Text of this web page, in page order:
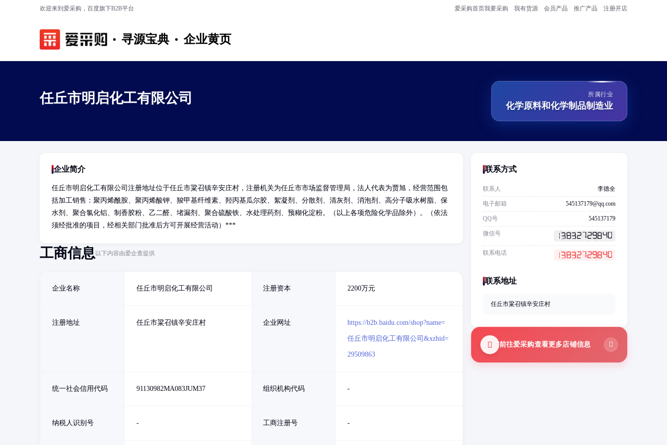
欢迎来到爱采购，百度旗下B2B平台 爱采购首页我要采购 我有货源 会员产品 推广产品 注册开店
寻源宝典 企业黄页
任丘市明启化工有限公司 所属行业
化学原料和化学制品制造业
企业简介
任丘市明启化工有限公司注册地址位于任丘市粱召镇辛安庄村，注册机关为任丘市市场监督管理局，法人代表为贾旭，经营范围包
括加工销售：聚丙烯酰胺、聚丙烯酸钾、羧甲基纤维素、羟丙基瓜尔胶、絮凝剂、分散剂、清灰剂、消泡剂、高分子吸水树脂、保
水剂、聚合氯化铝、制香胶粉、乙二醛、堵漏剂、聚合硫酸铁、水处理药剂、预糊化淀粉。（以上各项危险化学品除外）。（依法
须经批准的项目，经相关部门批准后方可开展经营活动）***
工商信息以下内容由爱企查提供
企业名称 任丘市明启化工有限公司 注册资本 2200万元
注册地址 任丘市粱召镇辛安庄村 企业网址 https://b2b.baidu.com/shop?name=
任丘市明启化工有限公司&xzhid=
29509863
统一社会信用代码 91130982MA083JUM37 组织机构代码 -
纳税人识别号 - 工商注册号 -
联系方式
联系人 李德全
电子邮箱 545137179@qq.com
QQ号 545137179
微信号
联系电话
联系地址
任丘市粱召镇辛安庄村
前往爱采购查看更多店铺信息